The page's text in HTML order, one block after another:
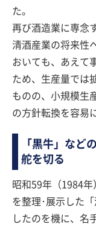
た。
再び酒造業に専念
清酒産業の将来性
おいても、あえて
ため、生産量では
ものの、小規模生
の方針転換を容易
「黒牛」など
舵を切る
昭和59年（1984
を整理･展示した
したのを機に、名